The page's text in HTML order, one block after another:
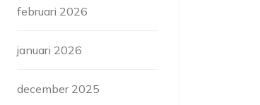
februari 2026
januari 2026
december 2025